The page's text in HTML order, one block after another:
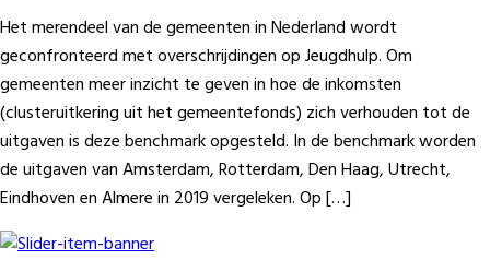
Het merendeel van de gemeenten in Nederland wordt
geconfronteerd met overschrijdingen op Jeugdhulp. Om
gemeenten meer inzicht te geven in hoe de inkomsten
(clusteruitkering uit het gemeentefonds) zich verhouden tot de
uitgaven is deze benchmark opgesteld. In de benchmark worden
de uitgaven van Amsterdam, Rotterdam, Den Haag, Utrecht,
Eindhoven en Almere in 2019 vergeleken. Op […]